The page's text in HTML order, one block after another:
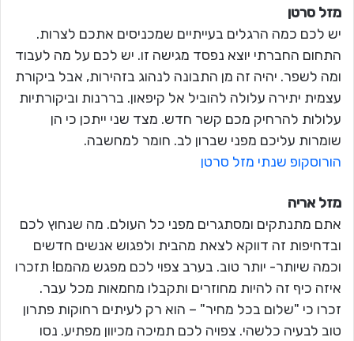
מזל סרטן
יש לכם כמה הרגלים בעייתיים שמכניסים אתכם לצרות.
התחום החברתי יוצא נפסד מגישה זו. יש לכם על מה לעבוד
ומה לשפר. יהיה זה מן התבונה לנהוג בזהירות, אבל ביקורת
עצמית יתירה עלולה להוביל אל קיפאון. בררנות וביקורתיות
עלולות להרחיק מכם קשר חדש. מצד שני ייתכן כי הן
שומרות עליכם מפני שברון לב. חומר למחשבה.
הורוסקופ שנתי מזל סרטן
מזל אריה
אתם מתנתקים ומסתגרים מפני כל העולם. מה שנחוץ לכם
ובדחיפות זה דווקא לצאת מהבית ולפגוש אנשים חדשים
וכמה שיותר- יותר טוב. בערב צפוי לכם מפגש מהמם! תזכרו
איזה כיף זה להיות מחוזרים ותקבלו מחמאות מכל עבר.
זכרו כי "שלום בכל מחיר" – הוא רק לעיתים רחוקות פתרון
טוב לבעיה כלשהי. צפויה לכם תמיכה מכיוון מפתיע. נסו